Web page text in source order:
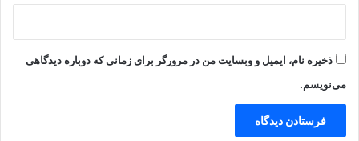
ذخیره نام، ایمیل و وبسایت من در مرورگر برای زمانی که دوباره دیدگاهی
می‌نویسم.